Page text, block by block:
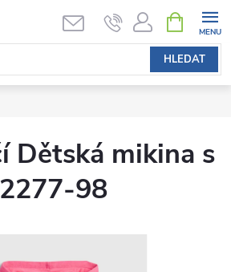
HLEDAT
NÁKUPNÍ
KOŠÍK
Dětská mikina s
98